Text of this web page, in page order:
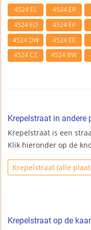
4524 EL 4524 ER
4524 ED
4524 EP
4524 DW
4524 EE
4524 CZ
4524 BW
Krepelstraat in andere
Krepelstraat is een
Klik hieronder op de
Krepelstraat (alle
Krepelstraat op de